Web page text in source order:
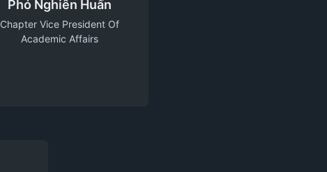
Phó Nghiên Huấn
Chapter Vice President Of
Academic Affairs